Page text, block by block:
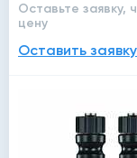
Оставьте заявку,
цену
Оставить заявку